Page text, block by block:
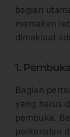
bagian
memakan
dimaksud
1. Pembuka
Bagian
yang harus
pembuka.
perkenalan